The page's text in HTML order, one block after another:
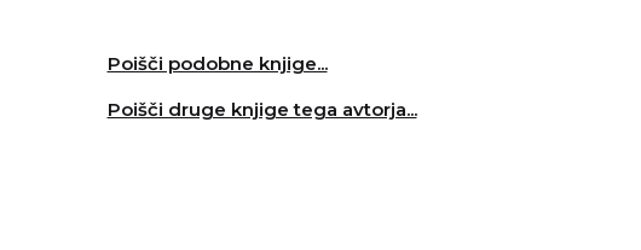
Poišči podobne knjige...
Poišči druge knjige tega avtorja...